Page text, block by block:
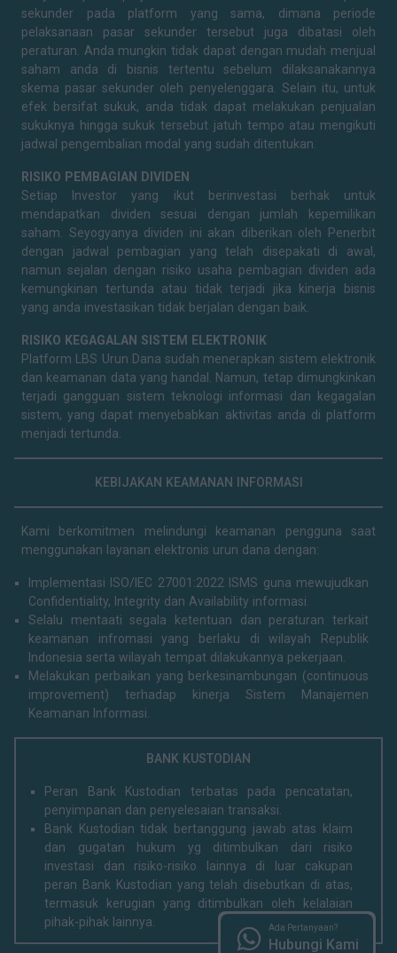
sekunder pada platform yang sama, dimana periode
pelaksanaan pasar sekunder tersebut juga dibatasi oleh
peraturan. Anda mungkin tidak dapat dengan mudah menjual
saham anda di bisnis tertentu sebelum dilaksanakannya
skema pasar sekunder oleh penyelenggara. Selain itu, untuk
efek bersifat sukuk, anda tidak dapat melakukan penjualan
sukuknya hingga sukuk tersebut jatuh tempo atau mengikuti
jadwal pengembalian modal yang sudah ditentukan.
RISIKO PEMBAGIAN DIVIDEN
Setiap Investor yang ikut berinvestasi berhak untuk
mendapatkan dividen sesuai dengan jumlah kepemilikan
saham. Seyogyanya dividen ini akan diberikan oleh Penerbit
dengan jadwal pembagian yang telah disepakati di awal,
namun sejalan dengan risiko usaha pembagian dividen ada
kemungkinan tertunda atau tidak terjadi jika kinerja bisnis
yang anda investasikan tidak berjalan dengan baik.
RISIKO KEGAGALAN SISTEM ELEKTRONIK
Platform LBS Urun Dana sudah menerapkan sistem elektronik
dan keamanan data yang handal. Namun, tetap dimungkinkan
terjadi gangguan sistem teknologi informasi dan kegagalan
sistem, yang dapat menyebabkan aktivitas anda di platform
menjadi tertunda.
KEBIJAKAN KEAMANAN INFORMASI
Kami berkomitmen melindungi keamanan pengguna saat
menggunakan layanan elektronis urun dana dengan:
Implementasi ISO/IEC 27001:2022 ISMS guna mewujudkan
Confidentiality, Integrity dan Availability informasi.
Selalu mentaati segala ketentuan dan peraturan terkait
keamanan infromasi yang berlaku di wilayah Republik
Indonesia serta wilayah tempat dilakukannya pekerjaan.
Melakukan perbaikan yang berkesinambungan (continuous
improvement) terhadap kinerja Sistem Manajemen
Keamanan Informasi.
BANK KUSTODIAN
Peran Bank Kustodian terbatas pada pencatatan,
penyimpanan dan penyelesaian transaksi.
Bank Kustodian tidak bertanggung jawab atas klaim
dan gugatan hukum yg ditimbulkan dari risiko
investasi dan risiko-risiko lainnya di luar cakupan
peran Bank Kustodian yang telah disebutkan di atas,
termasuk kerugian yang ditimbulkan oleh kelalaian
pihak-pihak lainnya.
Ada Pertanyaan?
Hubungi Kami